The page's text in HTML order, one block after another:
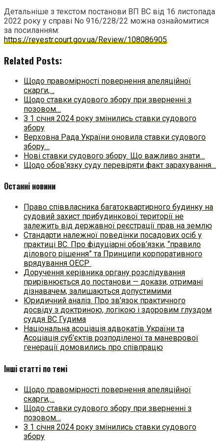
Детальніше з текстом постанови ВП ВС від 16 листопада
2022 року у справі No 916/228/22 можна ознайомитися
за посиланням:
https://reyestr.court.gov.ua/Review/108086905.
Related Posts:
Щодо правомірності повернення апеляційної
скарги,…
Щодо ставки судового збору при зверненні з
позовом…
З 1 січня 2024 року змінились ставки судового
збору
Верховна Рада України оновила ставки судового
збору…
Нові ставки судового збору. Що важливо знати…
Щодо обов’язку суду перевіряти факт зарахування…
Останні новини
Право співвласника багатоквартирного будинку на
судовий захист прибудинкової території не
залежить від державної реєстрації прав на землю
Стандарти належної поведінки посадових осіб у
практиці ВC. Про фідуціарні обов’язки, “правило
ділового рішення” та Принципи корпоративного
врядування ОЕСР
Доручення керівника органу розслідування
прирівнюється до постанови — докази, отримані
дізнавачем, залишаються допустимими
Юридичний аналіз. Про зв’язок практичного
досвіду з доктриною, логікою і здоровим глуздом
суддя ВС Гудима
Національна асоціація адвокатів України та
Асоціація суб’єктів розподіленої та маневрової
генерації домовились про співпрацю
Інші статті по темі
Щодо правомірності повернення апеляційної
скарги,…
Щодо ставки судового збору при зверненні з
позовом…
З 1 січня 2024 року змінились ставки судового
збору